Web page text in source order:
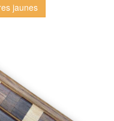
jaunes